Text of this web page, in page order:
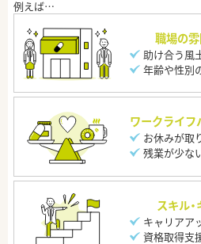
職場の
助け合う風
年齢や性別
ワークライフ
お休みが取
残業が少な
スキル
キャリアア
資格取得支